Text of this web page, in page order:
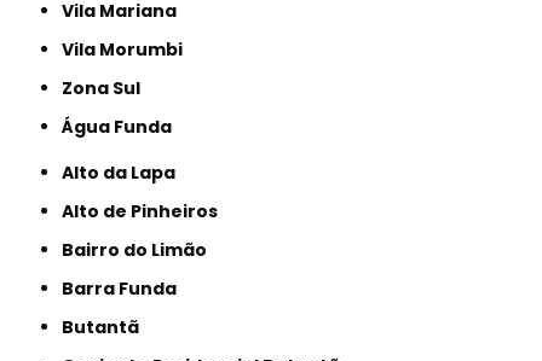
Vila Mariana
Vila Morumbi
Zona Sul
Água Funda
Alto da Lapa
Alto de Pinheiros
Bairro do Limão
Barra Funda
Butantã